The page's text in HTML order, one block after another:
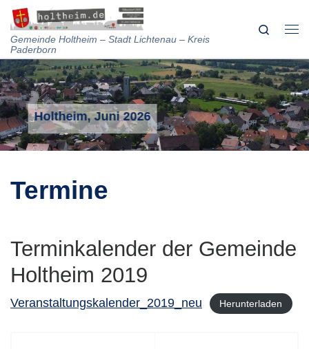
Skip to content
Gemeinde Holtheim – Stadt Lichtenau – Kreis
Paderborn
Search
Holtheim, Juni 2026
Termine
Terminkalender der Gemeinde
Holtheim 2019
Veranstaltungskalender_2019_neu Herunterladen